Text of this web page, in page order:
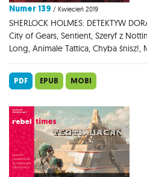
Numer 139 / Kwiecień 2019
SHERLOCK HOLMES: DETEKTYW
City of Gears, Sentient, Szeryf z
Long, Animale Tattica, Chyba śnisz!,
PDF EPUB MOBI